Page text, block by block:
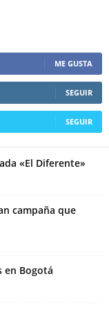
ME GUSTA
SEGUIR
SEGUIR
«El Diferente»
campaña que
en Bogotá